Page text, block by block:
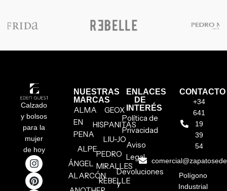
Calzado
y bolsos
para la
mujer
de hoy
NUESTRAS
MARCAS
ALMA
EN
PENA
ALPE
ÁNGEL
ALARCÓN
GEOX
HISPANITAS
LIU-JO
PEDRO
MIRALLES
REBELLE
ENLACES
DE
INTERÉS
Política de
Privacidad
Aviso
Legal
Devoluciones
y
CONTACTO
+34
641
19
39
54
Polígono
Industrial